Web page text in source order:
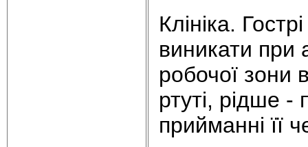
Клініка.
виникати при
робочої зони
ртуті, рідше
прийманні її